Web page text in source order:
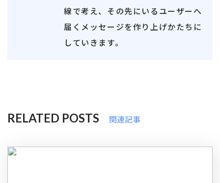
線で考え、その先にいるユーザーへ
届くメッセージを作り上げかたちに
していきます。
RELATED POSTS 関連記事